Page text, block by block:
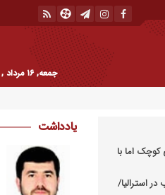
جمعه, ۱۶ مرداد , ۱۴۰۵
اما با
استرالیا/
یادداشت